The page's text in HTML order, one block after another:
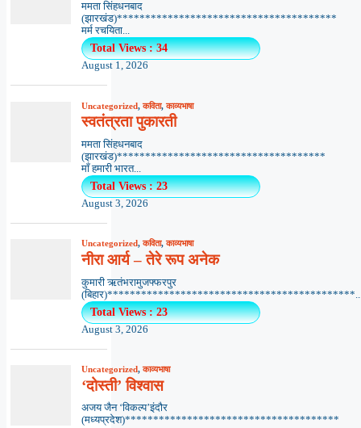
ममता सिंहधनबाद
(झारखंड)***************************************
मर्म रचयिता...
Total Views : 34
August 1, 2026
Uncategorized,कविता,काव्यभाषा
स्वतंत्रता पुकारती
ममता सिंहधनबाद
(झारखंड)*************************************
माँ हमारी भारत...
Total Views : 23
August 3, 2026
Uncategorized,कविता,काव्यभाषा
नीरा आर्य – तेरे रूप अनेक
कुमारी ऋतंभरामुजफ्फरपुर
Total Views : 23
August 3, 2026
Uncategorized,काव्यभाषा
‘दोस्ती’ विश्वास
अजय जैन ‘विकल्प’इंदौर
(मध्यप्रदेश)**************************************